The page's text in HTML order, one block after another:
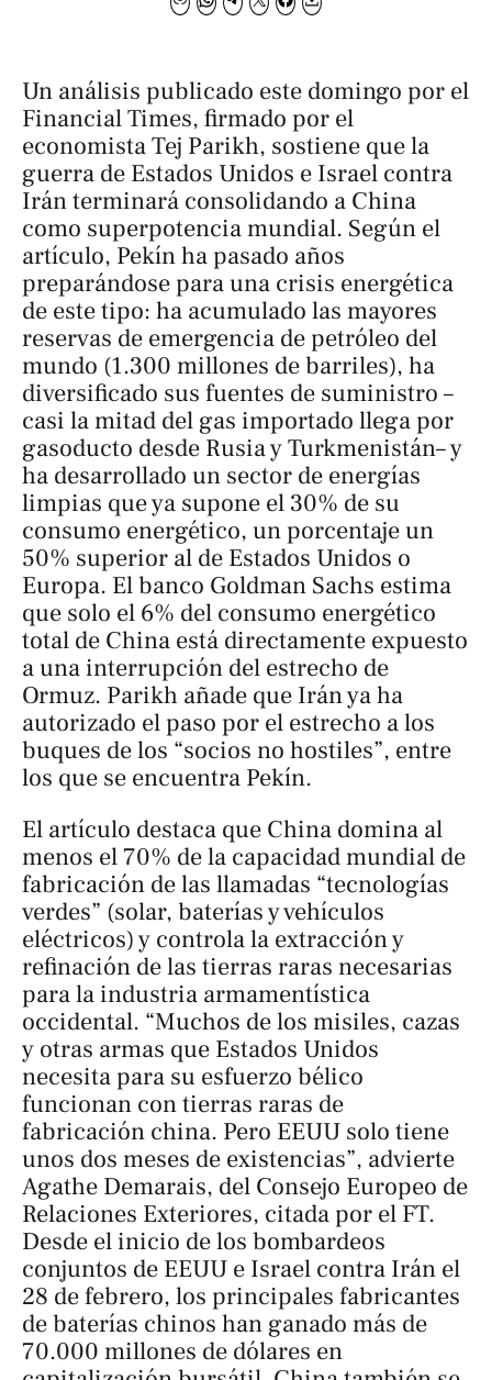
Un análisis publicado este domingo por el
Financial Times, firmado por el
economista Tej Parikh, sostiene que la
guerra de Estados Unidos e Israel contra
Irán terminará consolidando a China
como superpotencia mundial. Según el
artículo, Pekín ha pasado años
preparándose para una crisis energética
de este tipo: ha acumulado las mayores
reservas de emergencia de petróleo del
mundo (1.300 millones de barriles), ha
diversificado sus fuentes de suministro –
casi la mitad del gas importado llega por
gasoducto desde Rusia y Turkmenistán– y
ha desarrollado un sector de energías
limpias que ya supone el 30% de su
consumo energético, un porcentaje un
50% superior al de Estados Unidos o
Europa. El banco Goldman Sachs estima
que solo el 6% del consumo energético
total de China está directamente expuesto
a una interrupción del estrecho de
Ormuz. Parikh añade que Irán ya ha
autorizado el paso por el estrecho a los
buques de los “socios no hostiles”, entre
los que se encuentra Pekín.
El artículo destaca que China domina al
menos el 70% de la capacidad mundial de
fabricación de las llamadas “tecnologías
verdes” (solar, baterías y vehículos
eléctricos) y controla la extracción y
refinación de las tierras raras necesarias
para la industria armamentística
occidental. “Muchos de los misiles, cazas
y otras armas que Estados Unidos
necesita para su esfuerzo bélico
funcionan con tierras raras de
fabricación china. Pero EEUU solo tiene
unos dos meses de existencias”, advierte
Agathe Demarais, del Consejo Europeo de
Relaciones Exteriores, citada por el FT.
Desde el inicio de los bombardeos
conjuntos de EEUU e Israel contra Irán el
28 de febrero, los principales fabricantes
de baterías chinos han ganado más de
70.000 millones de dólares en